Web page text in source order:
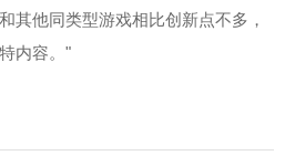
其他同类型游戏相比创新点不多，
内容。"